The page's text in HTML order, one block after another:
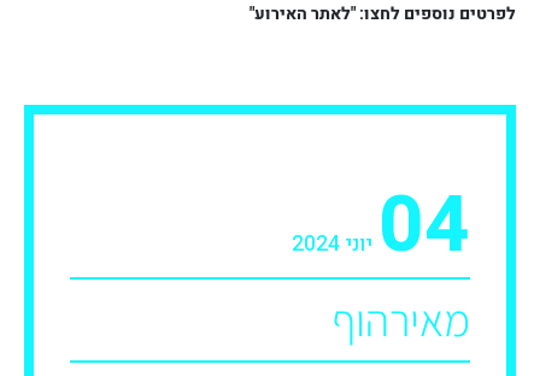
לפרטים נוספים לחצו: "לאתר האירוע"
04 יוני 2024
מאירהוף